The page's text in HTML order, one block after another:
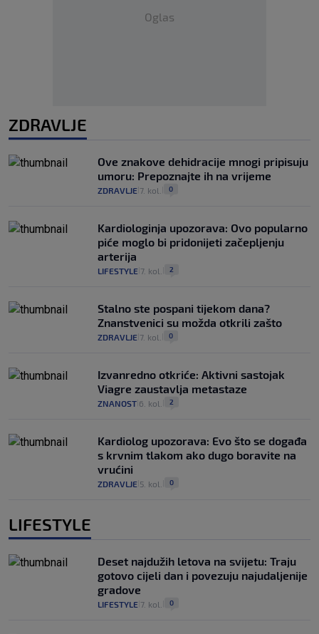
Oglas
ZDRAVLJE
Ove znakove dehidracije mnogi pripisuju
umoru: Prepoznajte ih na vrijeme
ZDRAVLJE 7. kol. 0
Kardiologinja upozorava: Ovo popularno
piće moglo bi pridonijeti začepljenju
arterija
LIFESTYLE 7. kol. 2
Stalno ste pospani tijekom dana?
Znanstvenici su možda otkrili zašto
ZDRAVLJE 7. kol. 0
Izvanredno otkriće: Aktivni sastojak
Viagre zaustavlja metastaze
ZNANOST 6. kol. 2
Kardiolog upozorava: Evo što se događa
s krvnim tlakom ako dugo boravite na
vrućini
ZDRAVLJE 5. kol. 0
LIFESTYLE
Deset najdužih letova na svijetu: Traju
gotovo cijeli dan i povezuju najudaljenije
gradove
LIFESTYLE 7. kol. 0